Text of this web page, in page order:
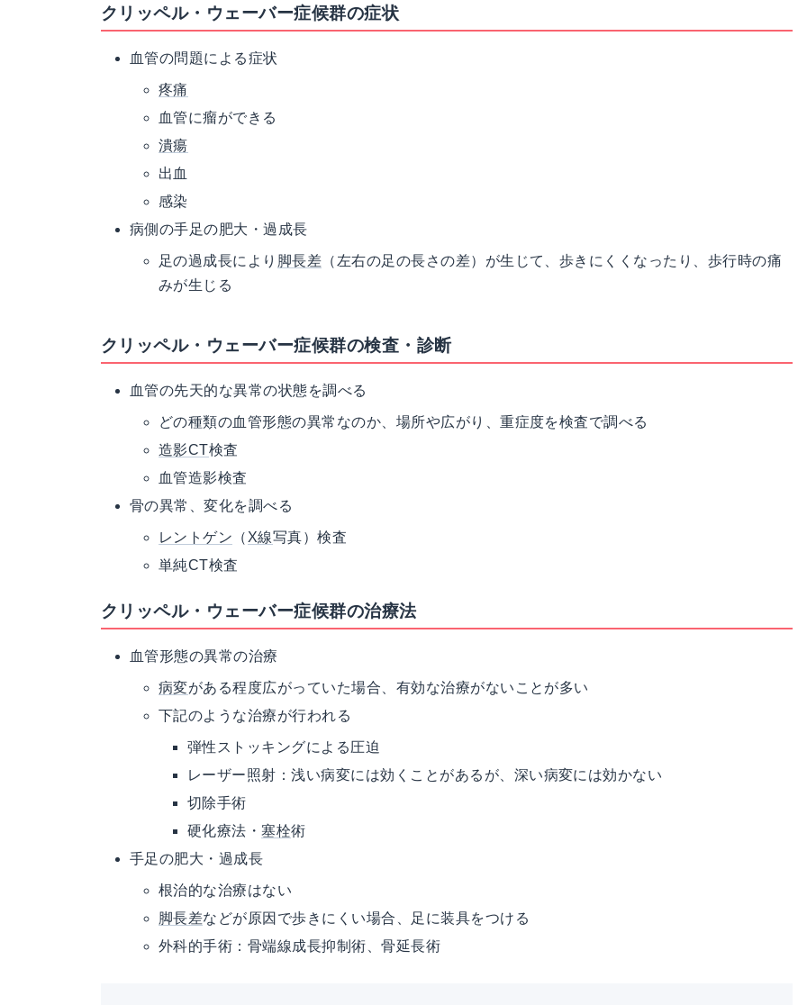
クリッペル・ウェーバー症候群の症状
血管の問題による症状
疼痛
血管に瘤ができる
潰瘍
出血
感染
病側の手足の肥大・過成長
足の過成長により 脚長差 （左右の足の長さの差）が生じて、歩きにくくなったり、歩行時の痛
みが生じる
クリッペル・ウェーバー症候群の検査・診断
血管の先天的な異常の状態を調べる
どの種類の血管形態の異常なのか、場所や広がり、重症度を検査で調べる
造影CT検査
血管造影検査
骨の異常、変化を調べる
レントゲン （ X線写真）検査
単純CT検査
クリッペル・ウェーバー症候群の治療法
血管形態の異常の治療
病変がある程度広がっていた場合、有効な治療がないことが多い
下記のような治療が行われる
弾性ストッキングによる圧迫
レーザー照射：浅い病変には効くことがあるが、深い病変には効かない
切除手術
硬化療法・塞栓術
手足の肥大・過成長
根治的な治療はない
脚長差などが原因で歩きにくい場合、足に装具をつける
外科的手術：骨端線成長抑制術、骨延長術